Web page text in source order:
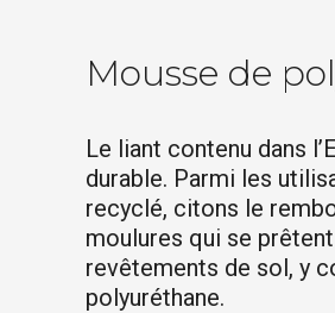
Mousse de
Le liant contenu dans
durable. Parmi les
recyclé, citons le
moulures qui se
revêtements de sol, y
polyuréthane.